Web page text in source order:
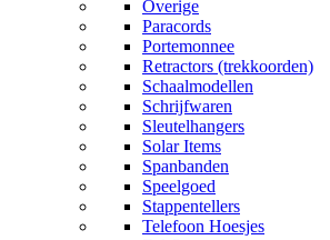
Overige
Paracords
Portemonnee
Retractors (trekkoorden)
Schaalmodellen
Schrijfwaren
Sleutelhangers
Solar Items
Spanbanden
Speelgoed
Stappentellers
Telefoon Hoesjes